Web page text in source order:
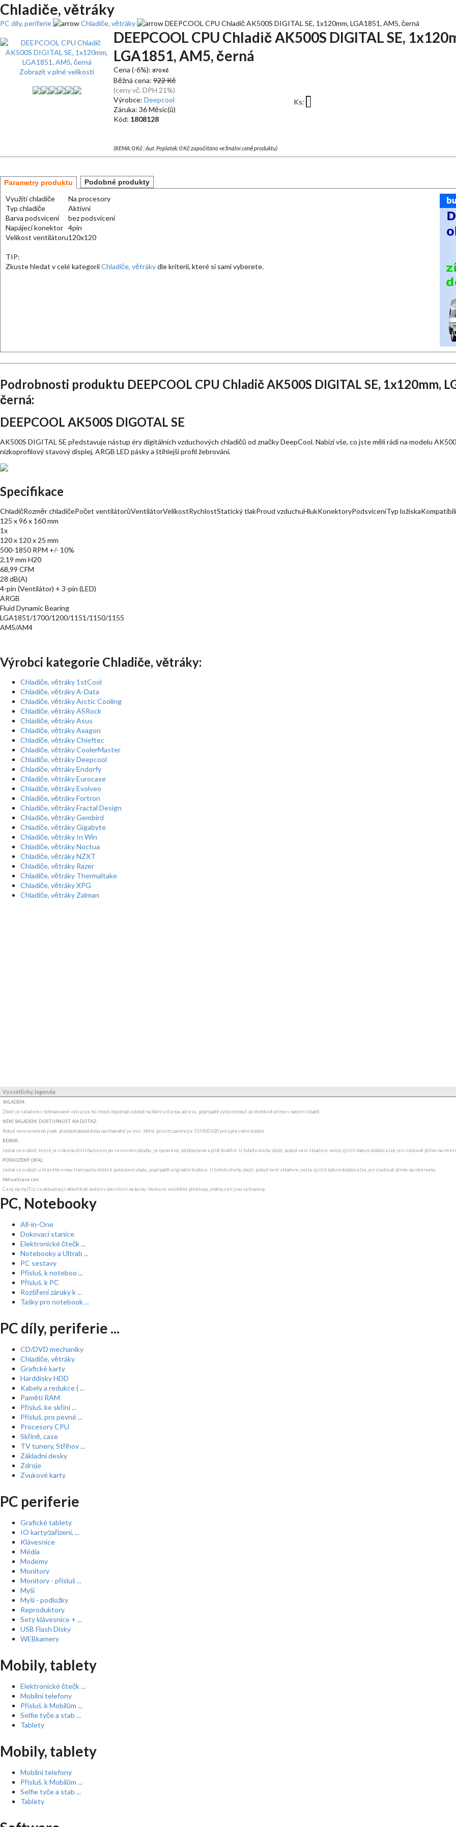
Chladiče, větráky
PC díly, periferie Chladiče, větráky DEEPCOOL CPU Chladič AK500S DIGITAL SE, 1x120mm, LGA1851, AM5, černá
Zobrazit v plné velikosti
DEEPCOOL CPU Chladič AK500S DIGITAL SE,
LGA1851, AM5, černá
Cena (-6%): 870 Kč
Běžná cena: 922 Kč
(ceny vč. DPH 21%)
Ks:
Výrobce: Deepcool
Záruka: 36 Měsíc(ů)
Kód: 1808128
(REMA: 0 Kč ; Aut. Poplatek: 0 Kč započítáno ve finální ceně produktu)
Parametry produktu Podobné produkty
Využití chladiče
Na procesory
Typ chladiče
Aktivní
Barva podsvícení
bez podsvícení
Napájecí konektor 4pin
Velikost ventilátoru120x120
TIP:
Zkuste hledat v celé kategoriiChladiče, větrákydle kriterií, které si sami vyberete.
Podrobnosti produktu DEEPCOOL CPU Chladič AK500S DIGITAL SE, 1x120mm,
černá:
DEEPCOOL AK500S DIGOTAL SE
AK500S DIGITAL SE představuje nástup éry digitálních vzduchových chladičů od značky DeepCool. Nabízí vše, co jste měli rádi na modelu
nízkoprofilový stavový displej, ARGB LED pásky a štíhlejší profil žebrování.
Specifikace
ChladičRozměr chladičePočet ventilátorůVentilátorVelikostRychlostStatický tlakProud vzduchuHlukKonektoryPodsvíceníTyp
125 x 96 x 160 mm
1x
120 x 120 x 25 mm
500-1850 RPM +/- 10%
2,19 mm H20
68,99 CFM
28 dB(A)
4-pin (Ventilátor) + 3-pin (LED)
ARGB
Fluid Dynamic Bearing
LGA1851/1700/1200/1151/1150/1155
AM5/AM4
Výrobci kategorie Chladiče, větráky:
Chladiče, větráky 1stCool
Chladiče, větráky A-Data
Chladiče, větráky Arctic Cooling
Chladiče, větráky ASRock
Chladiče, větráky Asus
Chladiče, větráky Axagon
Chladiče, větráky Chieftec
Chladiče, větráky CoolerMaster
Chladiče, větráky Deepcool
Chladiče, větráky Endorfy
Chladiče, větráky Eurocase
Chladiče, větráky Evolveo
Chladiče, větráky Fortron
Chladiče, větráky Fractal Design
Chladiče, větráky Gembird
Chladiče, větráky Gigabyte
Chladiče, větráky In Win
Chladiče, větráky Noctua
Chladiče, větráky NZXT
Chladiče, větráky Razer
Chladiče, větráky Thermaltake
Chladiče, větráky XPG
Chladiče, větráky Zalman
Vysvětlivky, legenda
SKLADEM:
Zboží je skladem v zobrazované výši a lze ho ihned objednat a dodat na Vámi určenou adresu, popřípadě vydzvednout po domluvě přímo v našem skladě.
NENÍ SKLADEM, DOSTUPNOST NA DOTAZ:
Pokud není uvedeno jinak, předpokládaná doba naskladnění je min. 14dní, prosím zavolejte 315 810 620 pro upřesnění dodání.
REPAIR:
Jedná se o zboží, které je vráceno distributorem po servisním zásahu, je opravené, odzkoušené a plně funkční. U tohoto druhu zboží, pokud není skladem, nelze zjistit datum dodání a lze jen sledovat přímo na
POŠKOZENÝ OBAL:
Jedná se o zboží, u kterého vinou transportu došlo k poškození obalu, popřípadě originální krabice. U tohoto druhu zboží, pokud není skladem, nelze zjistit datum dodání a lze jen sledovat přímo na internetu.
Aktualizace cen:
Ceny na myIT.cz se aktualizují několikrát za den v závislosti na kurzu. Veškeré nechtěné překlepy, změny cen jsou vyhrazeny.
PC, Notebooky
All-in-One
Dokovací stanice
Elektronické čtečk ...
Notebooky a Ultrab ...
PC sestavy
Přísluš. k noteboo ...
Přísluš. k PC
Rozšíření záruky k ...
Tašky pro notebook ...
PC díly, periferie ...
CD/DVD mechaniky
Chladiče, větráky
Grafické karty
Harddisky HDD
Kabely a redukce ( ...
Paměti RAM
Přísluš. ke skříní ...
Přísluš. pro pevné ...
Procesory CPU
Skříně, case
TV tunery, Střihov ...
Základní desky
Zdroje
Zvukové karty
PC periferie
Grafické tablety
IO karty/zařízení, ...
Klávesnice
Média
Modemy
Monitory
Monitory - přísluš ...
Myši
Myši - podložky
Reproduktory
Sety klávesnice + ...
USB Flash Disky
WEBkamery
Mobily, tablety
Elektronické čtečk ...
Mobilní telefony
Přísluš. k Mobilům ...
Selfie tyče a stab ...
Tablety
Mobily, tablety
Mobilní telefony
Přísluš. k Mobilům ...
Selfie tyče a stab ...
Tablety